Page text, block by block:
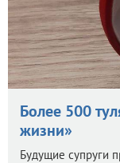
Более 500
жизни»
Будущие супруги